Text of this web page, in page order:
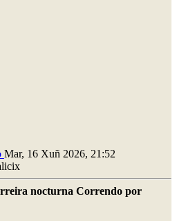
Mar, 16 Xuñ 2026, 21:52
nocturna Correndo por